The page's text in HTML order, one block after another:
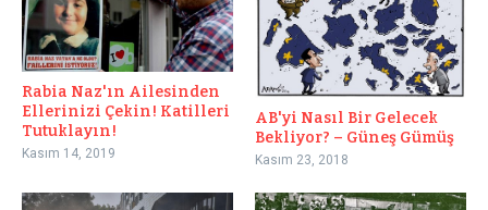
Rabia Naz'ın Ailesinden
Ellerinizi Çekin! Katilleri
Tutuklayın!
Kasım 14, 2019
AB'yi Nasıl Bir Gelecek
Bekliyor? – Güneş Gümüş
Kasım 23, 2018